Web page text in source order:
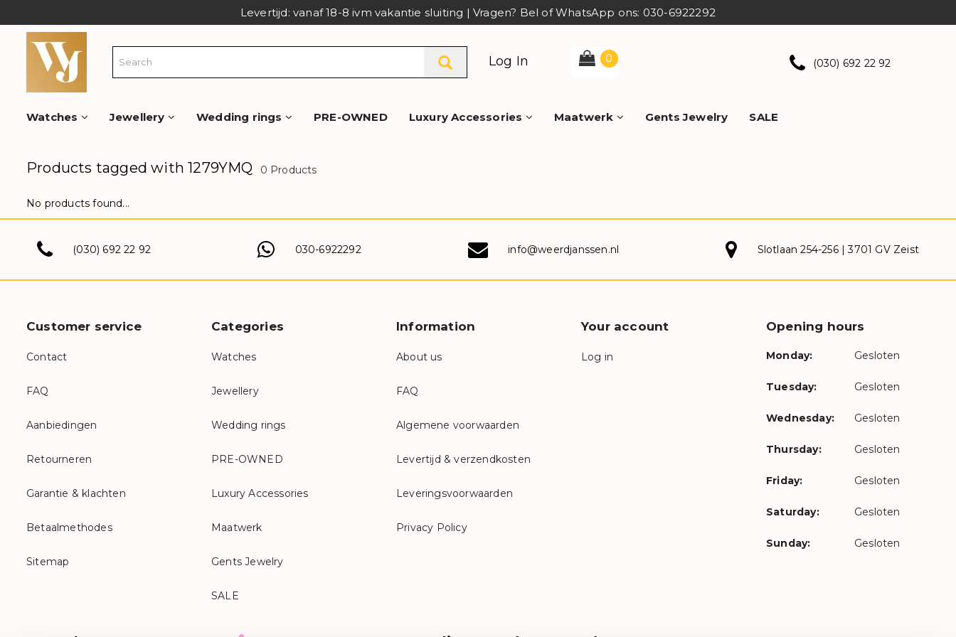
Levertijd: vanaf 18-8 ivm vakantie sluiting | Vragen? Bel of WhatsApp ons: 030-6922292
Log In 0 (030) 692 22 92
Watches Jewellery Wedding rings PRE-OWNED Luxury Accessories Maatwerk Gents Jewelry SALE
Products tagged with 1279YMQ 0 Products
No products found...
(030) 692 22 92 030-6922292 info@weerdjanssen.nl Slotlaan 254-256 | 3701 GV Zeist
Customer service
Contact
FAQ
Aanbiedingen
Retourneren
Garantie & klachten
Betaalmethodes
Sitemap
Categories
Watches
Jewellery
Wedding rings
PRE-OWNED
Luxury Accessories
Maatwerk
Gents Jewelry
SALE
Information
About us
FAQ
Algemene voorwaarden
Levertijd & verzendkosten
Leveringsvoorwaarden
Privacy Policy
Your account
Log in
Opening hours
Monday: Gesloten
Tuesday: Gesloten
Wednesday: Gesloten
Thursday: Gesloten
Friday: Gesloten
Saturday: Gesloten
Sunday: Gesloten